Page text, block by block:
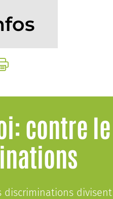
contre
discriminations